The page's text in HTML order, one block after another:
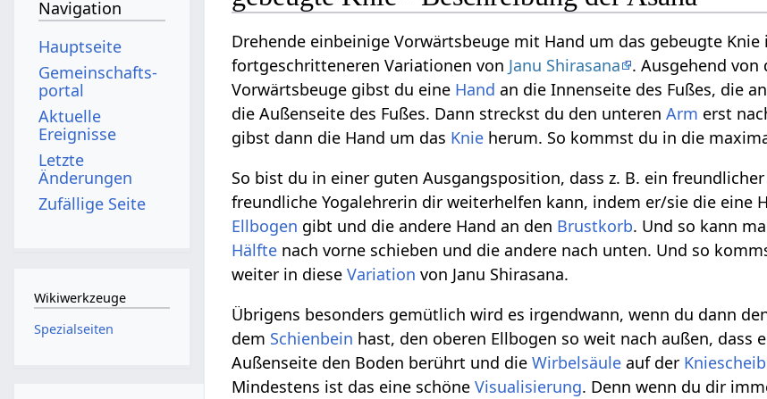
Drehende einbeinige Vorwärtsbeuge mit Hand um das gebeugte Knie
fortgeschritteneren Variationen von Janu Shirasana
. Ausgehend von
Vorwärtsbeuge gibst du eine Hand an die Innenseite des Fußes, die
die Außenseite des Fußes. Dann streckst du den unterenArm erst
gibst dann die Hand um das Knie herum. So kommst du in die
So bist du in einer guten Ausgangsposition, dass z. B. ein
freundliche Yogalehrerin dir weiterhelfen kann, indem er/sie die eine
Ellbogen gibt und die andere Hand an den Brustkorb. Und so kann
Hälfte nach vorne schieben und die andere nach unten. Und so
weiter in dieseVariation von Janu Shirasana.
Übrigens besonders gemütlich wird es irgendwann, wenn du dann
dem Schienbein hast, den oberen Ellbogen so weit nach außen, dass
Außenseite den Boden berührt und dieWirbelsäule auf der
Mindestens ist das eine schöneVisualisierung. Denn wenn du dir
Navigation
Hauptseite
Gemeinschafts­
portal
Aktuelle
Ereignisse
Letzte
Änderungen
Zufällige Seite
Wikiwerkzeuge
Spezialseiten